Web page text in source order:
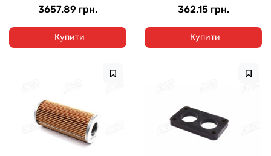
3657.89 грн.
Купити
362.15 грн.
Купити